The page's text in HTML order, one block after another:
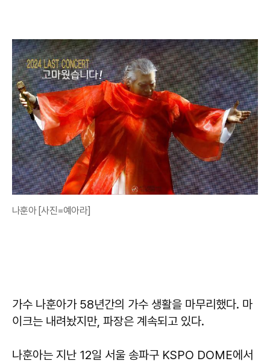
나훈아 [사진=예아라]
가수 나훈아가 58년간의 가수 생활을 마무리했다. 마
이크는 내려놨지만, 파장은 계속되고 있다.
나훈아는 지난 12일 서울 송파구 KSPO DOME에서